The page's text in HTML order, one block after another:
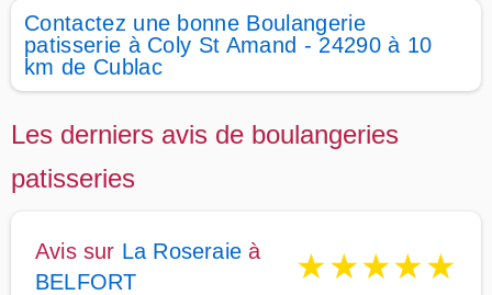
Contactez une bonne Boulangerie
patisserie à Coly St Amand - 24290 à 10
km de Cublac
Les derniers avis de boulangeries
patisseries
Avis sur La Roseraie à
BELFORT
★★★★★